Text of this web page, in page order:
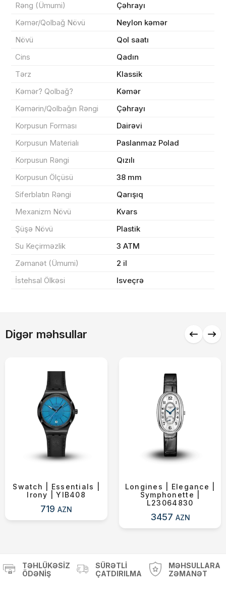
Rəng (Ümumi)
Çəhrayı
Kəmər/Qolbağ Növü
Neylon kəmər
Növü
Qol saatı
Cins
Qadın
Tərz
Klassik
Kəmər? Qolbağ?
Kəmər
Kəmərin/Qolbağın Rəngi
Çəhrayı
Korpusun Forması
Dairəvi
Korpusun Materialı
Paslanmaz Polad
Korpusun Rəngi
Qızılı
Korpusun Ölçüsü
38 mm
Siferblatın Rəngi
Qarışıq
Mexanizm Növü
Kvars
Şüşə Növü
Plastik
Su Keçirməzlik
3 ATM
Zəmanət (Ümumi)
2 il
İstehsal Ölkəsi
Isveçrə
Digər məhsullar
Swatch | Essentials |
Irony | YIB408
719AZN
Longines | Elegance |
Symphonette |
L23064830
3457 AZN
Çatdırılma
Yekun məbləğ
Sifarişi rəsmiləşdir
Alış-verişə davam et
OK
TƏHLÜKƏSIZ
ÖDƏNIŞ
SÜRƏTLI
ÇATDIRILMA
MƏHSULLARA
ZƏMANƏT